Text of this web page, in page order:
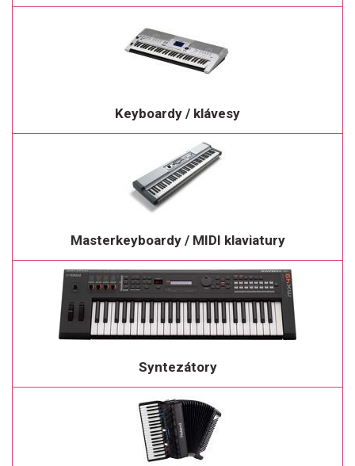
Keyboardy / klávesy
Masterkeyboardy / MIDI klaviatury
Syntezátory